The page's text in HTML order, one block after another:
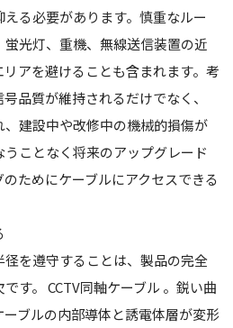
る必要があります。慎重なルー
蛍光灯、重機、無線送信装置の近
アを避けることも含まれます。考
品質が維持されるだけでなく、
、建設中や改修中の機械的損傷が
ことなく将来のアップグレード
ためにケーブルにアクセスできる
を遵守することは、製品の完全
す。 CCTV同軸ケーブル 。鋭い曲
ブルの内部導体と誘電体層が変形